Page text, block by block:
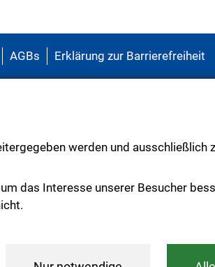
der
AGBs Erklärung zur Barrierefreiheit
werden und ausschließlich
das Interesse unserer Besucher